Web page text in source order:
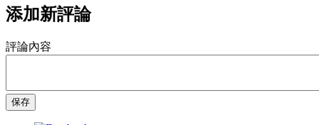
添加新評論
評論內容
保存